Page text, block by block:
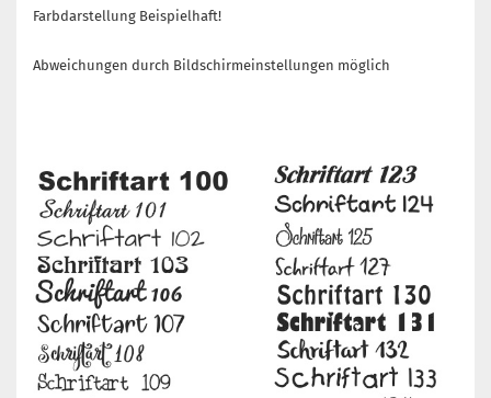
Farbdarstellung Beispielhaft!
Abweichungen durch Bildschirmeinstellungen möglich